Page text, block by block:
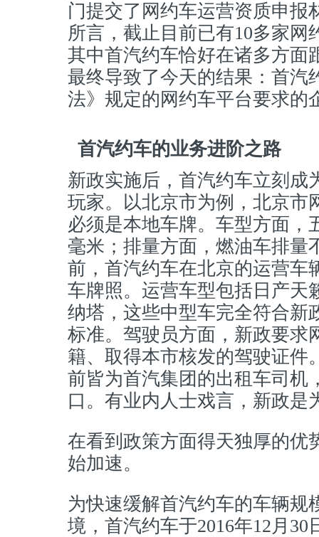
门提交了网约车运营资质申报
所言，截止目前已有10多家网
其中首汽约车恰好在诸多方面
最终导致了今天的结果：首汽
法》规定的网约车平台要求的
首汽约车的业务进阶之路
新政实施后，首汽约车立刻成
玩家。以北京市为例，北京市
必须是本地车牌。车型方面，
毫米；排量方面，燃油车排量
前，首汽约车在北京的运营车
车牌照。运营车型包括日产天
纳塔，这些中型车完全符合新
标准。驾驶员方面，新政要求
籍、取得本市核发的驾驶证件
前皆为首汽集团的出租车司机
口。有业内人士戏言，新政是
在看到政策方面得天独厚的优
始加速。
为快速缓解首汽约车的车辆规
境，首汽约车于2016年12月